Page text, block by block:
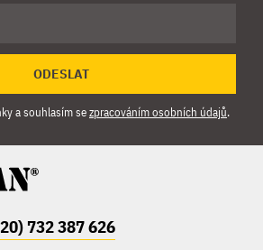
ODESLAT
a souhlasím sezpracováním osobních údajů.
732 387 626